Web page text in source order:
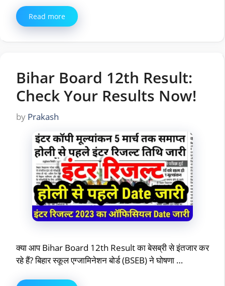
Read more
Bihar Board 12th Result:
Check Your Results Now!
by Prakash
क्या आप Bihar Board 12th Result का बेसब्री से इंतजार कर
रहे हैं? बिहार स्कूल एग्जामिनेशन बोर्ड (BSEB) ने घोषणा …